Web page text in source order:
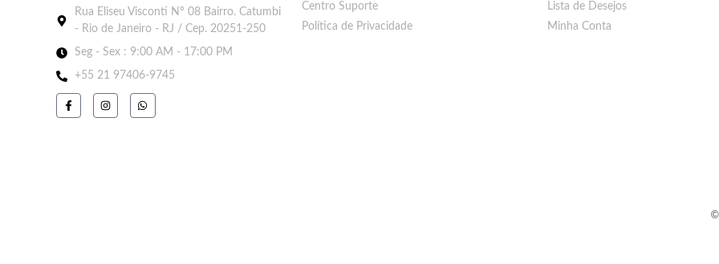
Rua Eliseu Visconti N° 08 Bairro. Catumbi
- Rio de Janeiro - RJ / Cep. 20251-250
Seg - Sex : 9:00 AM - 17:00 PM
+55 21 97406-9745
Centro Suporte
Política de Privacidade
Lista de Desejos
Minha Conta
©